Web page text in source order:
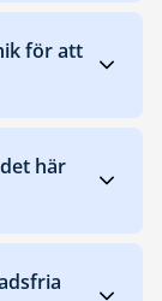
för att
här